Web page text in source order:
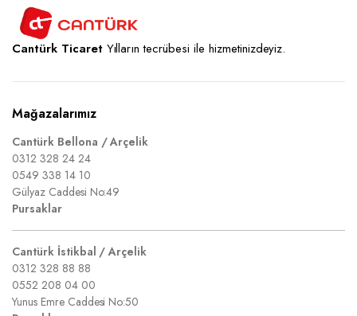
Cantürk TicaretYılların tecrübesi ile hizmetinizdeyiz.
Mağazalarımız
Cantürk Bellona / Arçelik
0312 328 24 24
0549 338 14 10
Gülyaz Caddesi No:49
Pursaklar
Cantürk İstikbal / Arçelik
0312 328 88 88
0552 208 04 00
Yunus Emre Caddesi No:50